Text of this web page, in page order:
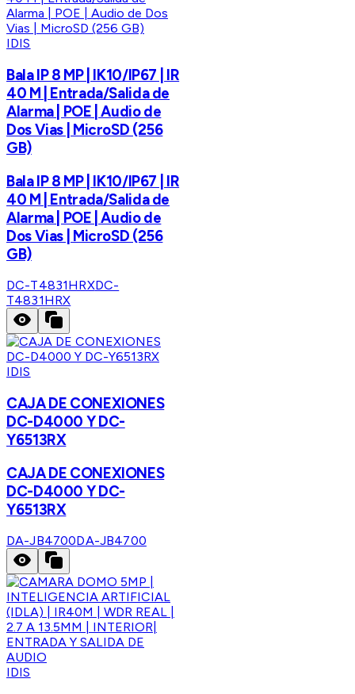
IDIS
Bala IP 8 MP | IK10/IP67 | IR
40 M | Entrada/Salida de
Alarma | POE | Audio de
Dos Vias | MicroSD (256
GB)
Bala IP 8 MP | IK10/IP67 | IR
40 M | Entrada/Salida de
Alarma | POE | Audio de
Dos Vias | MicroSD (256
GB)
DC-T4831HRXDC-
T4831HRX
IDIS
CAJA DE CONEXIONES
DC-D4000 Y DC-
Y6513RX
CAJA DE CONEXIONES
DC-D4000 Y DC-
Y6513RX
DA-JB4700DA-JB4700
IDIS